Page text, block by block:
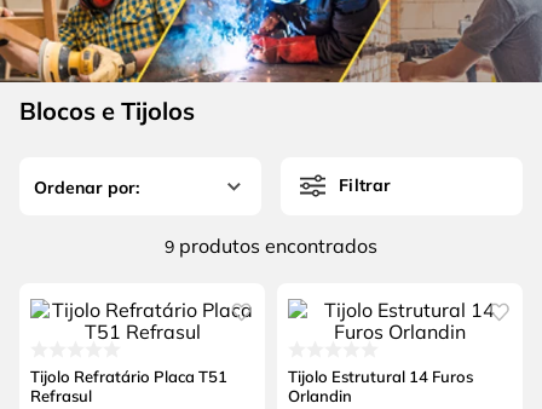
Blocos e Tijolos
Filtrar
9 produtos
Tijolo Refratário Placa T51
Refrasul
Tijolo Estrutural 14 Furos
Orlandin
6º serra copo
7º luva
8º fio
alicate
4 º escada
5º serra circular
º
fio
lavadora alta pressão